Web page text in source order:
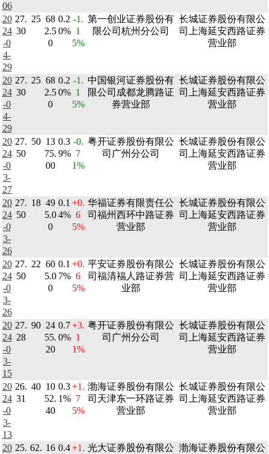
06
20
24
-0
4-
29
27.
30
25 68
2.5
0
0.2
0%
-1.
1
5%
第一创业证券股份有
限公司杭州分公司
长城证券股份有限公
司上海延安西路证券
营业部
20
24
-0
4-
29
27.
30
25 68
2.5
0
0.2
0%
-1.
1
5%
中国银河证券股份有
限公司成都龙腾路证
券营业部
长城证券股份有限公
司上海延安西路证券
营业部
20
24
-0
3-
27
27.
50
50 13
75.
00
0.3
9%
-0.
7
1%
粤开证券股份有限公
司广州分公司
长城证券股份有限公
司上海延安西路证券
营业部
20
24
-0
3-
26
27.
50
18 49
5.0
0
0.1
4%
+0.
6
5%
华福证券有限责任公
司福州西环中路证券
营业部
长城证券股份有限公
司上海延安西路证券
营业部
20
24
-0
3-
26
27.
50
22 60
5.0
0
0.1
7%
+0.
6
5%
平安证券股份有限公
司福清福人路证券营
业部
长城证券股份有限公
司上海延安西路证券
营业部
20
24
-0
3-
15
27.
28
90 24
55.
20
0.7
0%
+3.
1
1%
粤开证券股份有限公
司广州分公司
长城证券股份有限公
司上海延安西路证券
营业部
20
24
-0
3-
13
26.
31
40 10
52.
40
0.3
1%
+1.
7
5%
渤海证券股份有限公
司天津东一环路证券
营业部
长城证券股份有限公
司上海延安西路证券
营业部
20 25. 62. 16 0.4+1. 光大证券股份有限公 渤海证券股份有限公